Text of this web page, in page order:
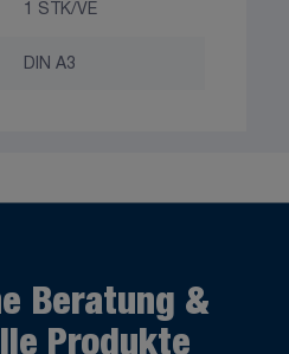
1 STK/VE
DIN A3
Beratung &